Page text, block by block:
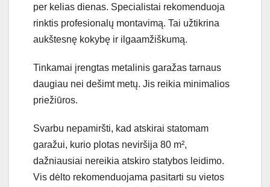
per kelias dienas. Specialistai rekomenduoja
rinktis profesionalų montavimą. Tai užtikrina
aukštesnę kokybę ir ilgaamžiškumą.
Tinkamai įrengtas metalinis garažas tarnaus
daugiau nei dešimt metų. Jis reikia minimalios
priežiūros.
Svarbu nepamiršti, kad atskirai statomam
garažui, kurio plotas neviršija 80 m²,
dažniausiai nereikia atskiro statybos leidimo.
Vis dėlto rekomenduojama pasitarti su vietos